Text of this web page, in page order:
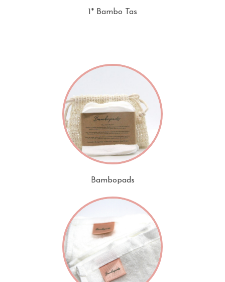
1* Bambo Tas
Bambopads